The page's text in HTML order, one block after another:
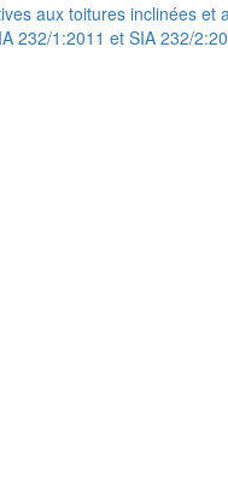
aux toitures inclinées et
232/1:2011 et SIA 232/